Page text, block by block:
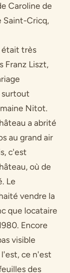
Caroline de
Saint-Cricq,
était très
Franz Liszt,
surtout
Nitot.
a abrité
au grand air
c'est
où de
Le
vendre la
que locataire
Encore
visible
ce n'est
des